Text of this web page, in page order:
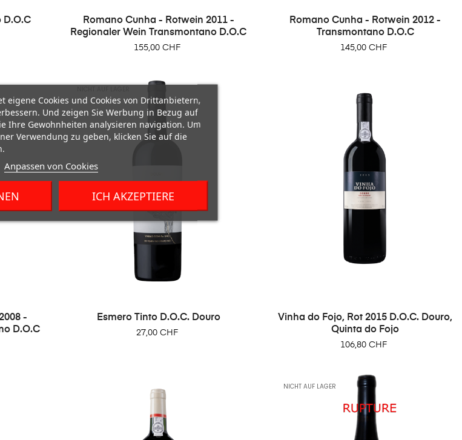
D.O.C
Romano Cunha - Rotwein 2011 -
Regionaler Wein Transmontano D.O.C
Preis
155,00 CHF
Romano Cunha - Rotwein 2012 -
Transmontano D.O.C
Preis
145,00 CHF
-
D.O.C
Esmero Tinto D.O.C. Douro
Preis
27,00 CHF
Vinha do Fojo, Rot 2015 D.O.C. Douro,
Quinta do Fojo
Preis
106,80 CHF
NICHT AUF LAGER
eigene Cookies und Cookies von Drittanbietern,
Und zeigen Sie Werbung in Bezug auf
Ihre Gewohnheiten analysieren navigation. Um
Verwendung zu geben, klicken Sie auf die
Anpassen von Cookies
ICH AKZEPTIERE